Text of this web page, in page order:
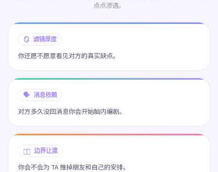
点点渗透。
🪞 滤镜厚度
你还愿不愿意看见对方的真实缺点。
🗣️ 消息依赖
对方多久没回消息你会开始脑内编剧。
😶‍🌫️ 边界让渡
你会不会为 TA 推掉朋友和自己的安排。